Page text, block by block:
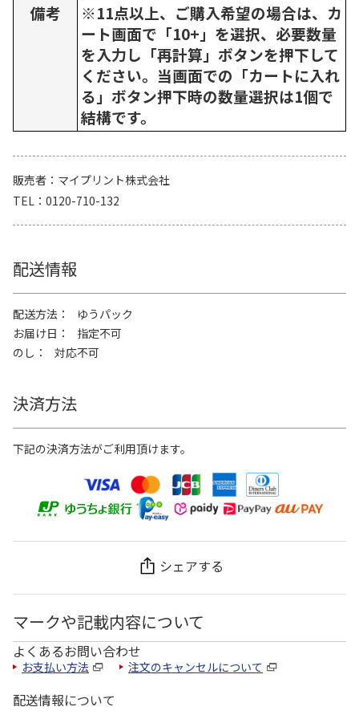
備考
※11点以上、ご購入希望の場合は、カ
ート画面で「10+」を選択、必要数量
を入力し「再計算」ボタンを押下して
ください。当画面での「カートに入れ
る」ボタン押下時の数量選択は1個で
結構です。
販売者
マイプリント株式会社
TEL
0120-710-132
配送情報
配送方法
ゆうパック
お届け日
指定不可
のし
対応不可
決済方法
下記の決済方法がご利用頂けます。
シェアする
マークや記載内容について
よくあるお問い合わせ
お支払い方法 注文のキャンセルについて
配送情報について